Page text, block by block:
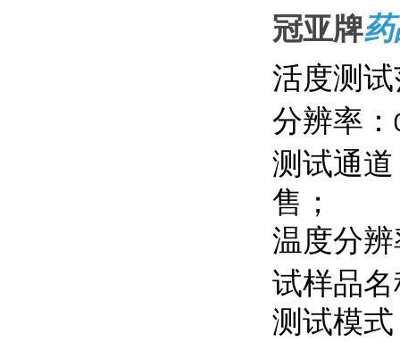
冠亚牌
活度测
分辨率：
测试通
售；
温度分
试样品
测试模